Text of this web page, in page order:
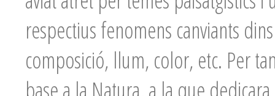
respectius fenomens canviants
composició, llum, color, etc. Per